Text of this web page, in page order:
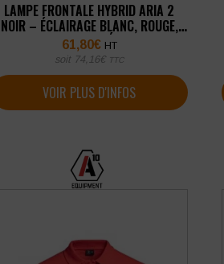
LAMPE FRONTALE HYBRID ARIA 2
NOIR – ÉCLAIRAGE BLANC, ROUGE,
VERT ET BLEU SÉCU-ONE
61,80€ HT
soit 74,16€ TTC
VOIR PLUS D'INFOS